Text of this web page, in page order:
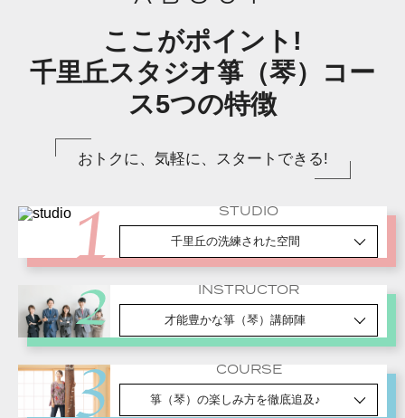
ここがポイント!
千里丘スタジオ箏（琴）コー
ス5つの特徴
おトクに、気軽に、スタートできる!
STUDIO
千里丘の洗練された空間
INSTRUCTOR
才能豊かな箏（琴）講師陣
COURSE
箏（琴）の楽しみ方を徹底追及♪